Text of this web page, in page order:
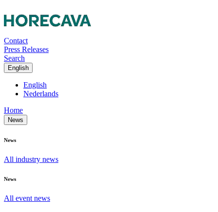
Contact
Press Releases
Search
English
English
Nederlands
Home
News
News
All industry news
News
All event news